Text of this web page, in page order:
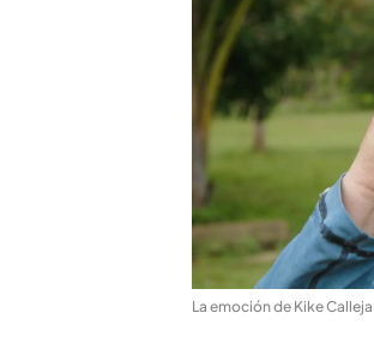
La emoción de Kike